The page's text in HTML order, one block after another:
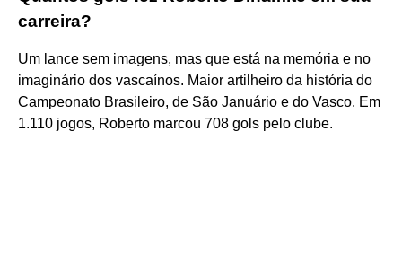
carreira?
Um lance sem imagens, mas que está na memória e no
imaginário dos vascaínos. Maior artilheiro da história do
Campeonato Brasileiro, de São Januário e do Vasco. Em
1.110 jogos, Roberto marcou 708 gols pelo clube.